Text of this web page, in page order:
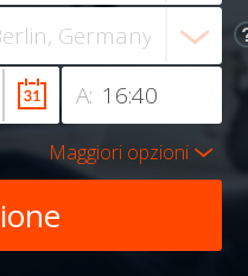
A:
Maggiori opzioni